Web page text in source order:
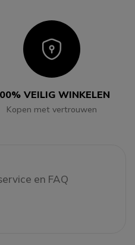
Icon
VEILIG WINKELEN
Kopen met vertrouwen
en FAQ